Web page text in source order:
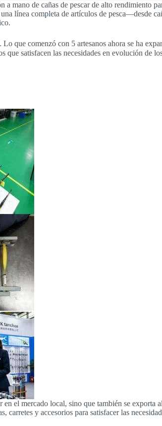
mano de cañas de pescar de alto rendimiento
línea completa de artículos de pesca—desde
que comenzó con 5 artesanos ahora se ha
satisfacen las necesidades en evolución de
el mercado local, sino que también se exporta
y accesorios para satisfacer las